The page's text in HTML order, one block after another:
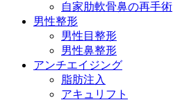
自家肋軟骨鼻の再手術
男性整形
男性目整形
男性鼻整形
アンチエイジング
脂肪注入
アキュリフト